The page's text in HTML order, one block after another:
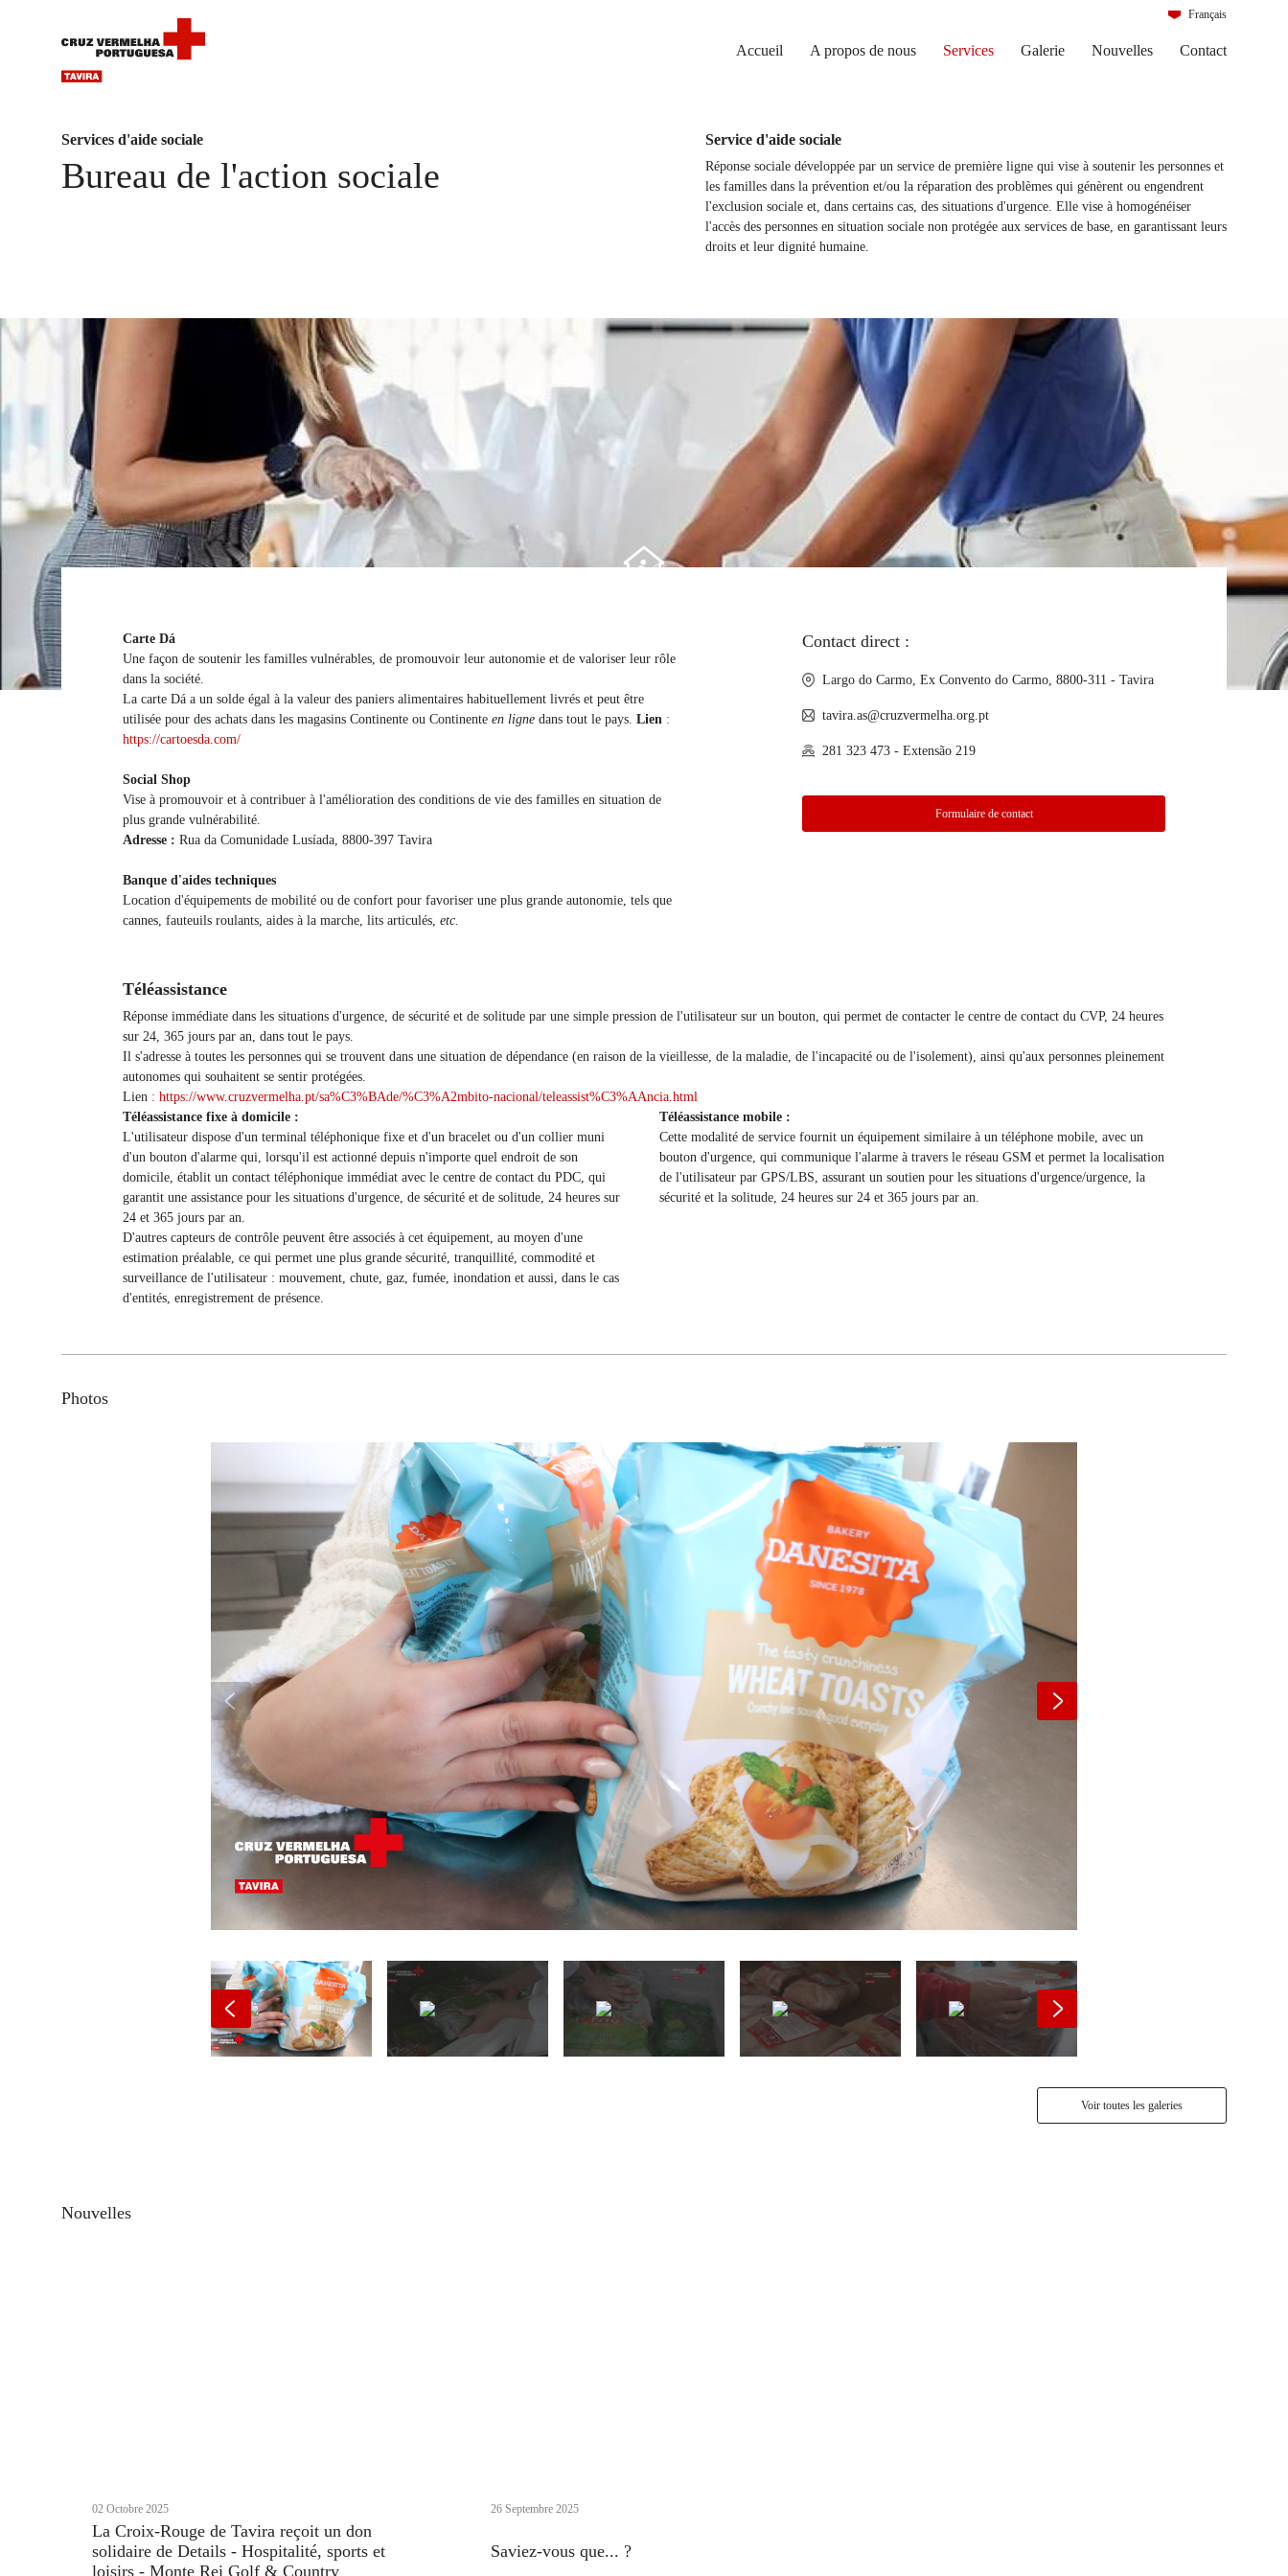
Accueil A propos de nous Services Galerie Nouvelles Contact
Français
Português
Services d'aide sociale
Bureau de l'action sociale
Service d'aide sociale
Réponse sociale développée par un service de première ligne qui vise à soutenir les personnes et
les familles dans la prévention et/ou la réparation des problèmes qui génèrent ou engendrent
l'exclusion sociale et, dans certains cas, des situations d'urgence. Elle vise à homogénéiser
l'accès des personnes en situation sociale non protégée aux services de base, en garantissant leurs
droits et leur dignité humaine.
Carte Dá
Une façon de soutenir les familles vulnérables, de promouvoir leur autonomie et de valoriser leur rôle
dans la société.
La carte Dá a un solde égal à la valeur des paniers alimentaires habituellement livrés et peut être
utilisée pour des achats dans les magasins Continente ou Continente en ligne dans tout le pays. Lien :
https://cartoesda.com/
Social Shop
Vise à promouvoir et à contribuer à l'amélioration des conditions de vie des familles en situation de
plus grande vulnérabilité.
Adresse : Rua da Comunidade Lusíada, 8800-397 Tavira
Banque d'aides techniques
Location d'équipements de mobilité ou de confort pour favoriser une plus grande autonomie, tels que
cannes, fauteuils roulants, aides à la marche, lits articulés, etc.
Contact direct :
Largo do Carmo, Ex Convento do Carmo, 8800-311 - Tavira
tavira.as@cruzvermelha.org.pt
281 323 473 - Extensão 219
Formulaire de contact
Téléassistance
Réponse immédiate dans les situations d'urgence, de sécurité et de solitude par une simple pression de l'utilisateur sur un bouton, qui permet de contacter le centre de contact du CVP, 24 heures
sur 24, 365 jours par an, dans tout le pays.
Il s'adresse à toutes les personnes qui se trouvent dans une situation de dépendance (en raison de la vieillesse, de la maladie, de l'incapacité ou de l'isolement), ainsi qu'aux personnes pleinement
autonomes qui souhaitent se sentir protégées.
Lien : https://www.cruzvermelha.pt/sa%C3%BAde/%C3%A2mbito-nacional/teleassist%C3%AAncia.html
Téléassistance fixe à domicile :
L'utilisateur dispose d'un terminal téléphonique fixe et d'un bracelet ou d'un collier muni
d'un bouton d'alarme qui, lorsqu'il est actionné depuis n'importe quel endroit de son
domicile, établit un contact téléphonique immédiat avec le centre de contact du PDC, qui
garantit une assistance pour les situations d'urgence, de sécurité et de solitude, 24 heures sur
24 et 365 jours par an.
D'autres capteurs de contrôle peuvent être associés à cet équipement, au moyen d'une
estimation préalable, ce qui permet une plus grande sécurité, tranquillité, commodité et
surveillance de l'utilisateur : mouvement, chute, gaz, fumée, inondation et aussi, dans le cas
d'entités, enregistrement de présence.
Téléassistance mobile :
Cette modalité de service fournit un équipement similaire à un téléphone mobile, avec un
bouton d'urgence, qui communique l'alarme à travers le réseau GSM et permet la localisation
de l'utilisateur par GPS/LBS, assurant un soutien pour les situations d'urgence/urgence, la
sécurité et la solitude, 24 heures sur 24 et 365 jours par an.
Photos
Voir toutes les galeries
Nouvelles
02 Octobre 2025
La Croix-Rouge de Tavira reçoit un don
solidaire de Details - Hospitalité, sports et
loisirs - Monte Rei Golf & Country
26 Septembre 2025
Saviez-vous que... ?